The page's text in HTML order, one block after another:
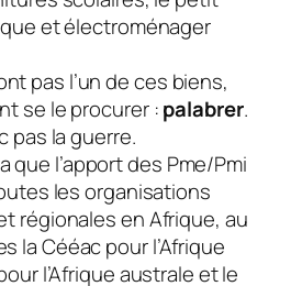
et électroménager
pas l’un de ces biens,
se le procurer :palabrer.
pas la guerre.
l’apport des Pme/Pmi
les organisations
régionales en Afrique, au
la Cééac pour l’Afrique
l’Afrique australe et le